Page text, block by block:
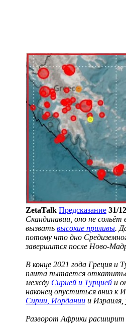
ZetaTalk Предсказание 31/
Скандинавии, оно не сольёт
вызвать высокие приливы.
потому что дно
завершится после Ново-
В конце 2021 года Греция и
плита пытается
между Сирией и Турцией и
наконец опуститься вниз к
Сирии, Иордании и Израиля,
Разворот Африки расширит